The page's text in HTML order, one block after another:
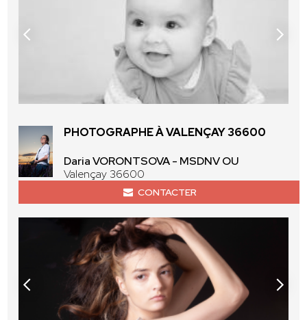
PHOTOGRAPHE À VALENÇAY 36600
Daria VORONTSOVA - MSDNV OU
Valençay 36600
CONTACTER